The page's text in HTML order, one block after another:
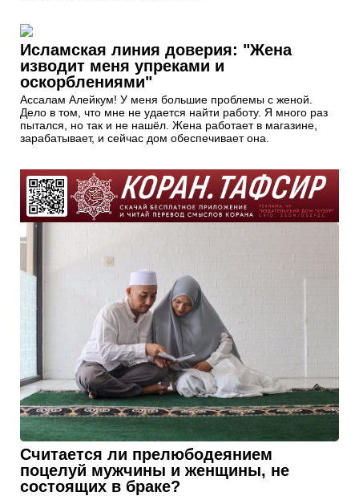
Исламская линия доверия: "Жена
изводит меня упреками и
оскорблениями"
Ассалам Алейкум! У меня большие проблемы с женой.
Дело в том, что мне не удается найти работу. Я много раз
пытался, но так и не нашёл. Жена работает в магазине,
зарабатывает, и сейчас дом обеспечивает она.
Считается ли прелюбодеянием
поцелуй мужчины и женщины, не
состоящих в браке?